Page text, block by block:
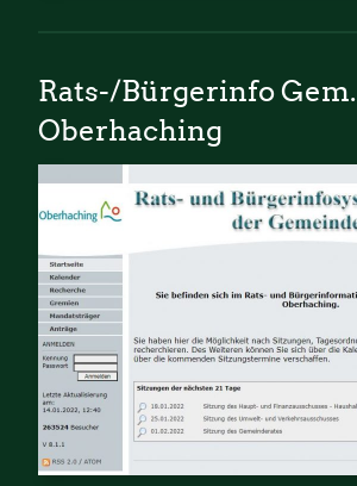
Rats-/Bürgerinfo Gem.
Oberhaching